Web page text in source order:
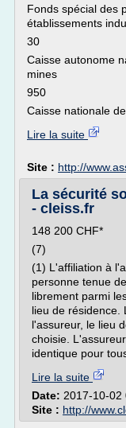
Fonds spécial des
établissements
30
Caisse autonome
mines
950
Caisse nationale
Lire la suite
Site : http://
La sécurité
- cleiss.fr
148 200 CHF*
(7)
(1) L'affiliation à
personne tenue
librement parmi
lieu de résidence.
l'assureur, le lieu
choisie.
identique pour
Lire la suite
Date: 2017-10-02
Site : http://